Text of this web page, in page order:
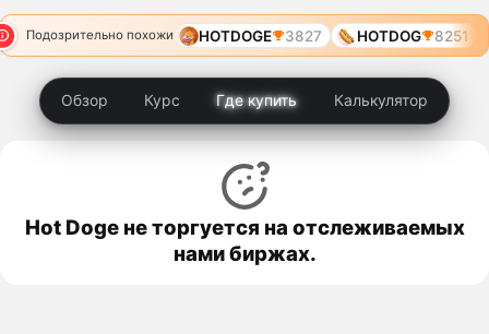
Подозрительно похожи HOTDOGE 3827 HOTDOG 8251
Обзор Курс Где купить Калькулятор
Hot Doge не торгуется на отслеживаемых
нами биржах.